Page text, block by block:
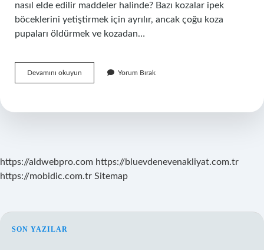
nasıl elde edilir maddeler halinde? Bazı kozalar ipek
böceklerini yetiştirmek için ayrılır, ancak çoğu koza
pupaları öldürmek ve kozadan…
Devamını okuyun
Hammaddesi
Yorum Bırak
https://aldwebpro.com https://bluevdenevenakliyat.com.tr
https://mobidic.com.tr Sitemap
SIDEBAR
SON YAZILAR